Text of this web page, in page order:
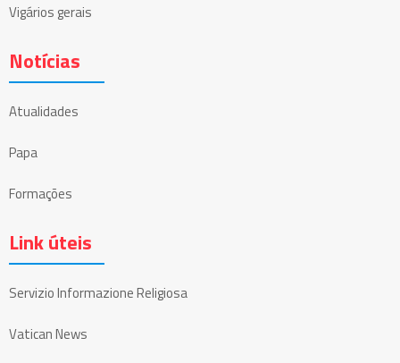
Vigários gerais
Notícias
Atualidades
Papa
Formações
Link úteis
Servizio Informazione Religiosa
Vatican News